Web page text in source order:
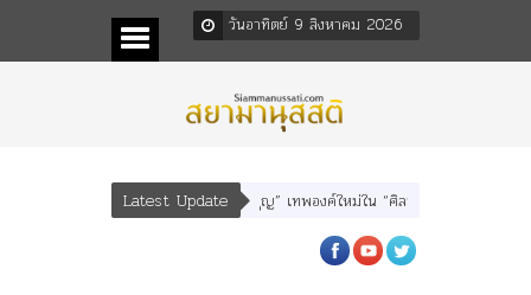
วันอาทิตย์ 9 สิงหาคม 2026
Latest Update
“อรุณเทพบุตร” และ “เทพีรัฐธรรมนูญ” เทพองค์ใหม่ใน “ศิลปะคณะราษฎร”